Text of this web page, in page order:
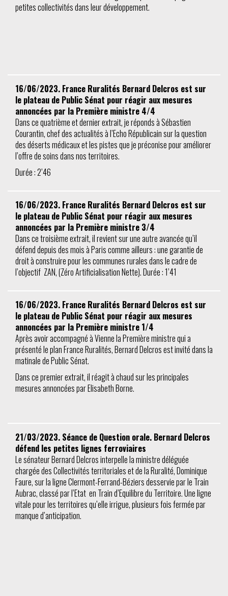
petites collectivités dans leur développement.
16/06/2023. France Ruralités Bernard Delcros est sur
le plateau de Public Sénat pour réagir aux mesures
annoncées par la Première ministre 4/4
Dans ce quatrième et dernier extrait, je réponds à Sébastien
Courantin, chef des actualités à l’Echo Républicain sur la question
des déserts médicaux et les pistes que je préconise pour améliorer
l’offre de soins dans nos territoires.
Durée : 2’46
16/06/2023. France Ruralités Bernard Delcros est sur
le plateau de Public Sénat pour réagir aux mesures
annoncées par la Première ministre 3/4
Dans ce troisième extrait, il revient sur une autre avancée qu’il
défend depuis des mois à Paris comme ailleurs : une garantie de
droit à construire pour les communes rurales dans le cadre de
l’objectif ZAN, (Zéro Artificialisation Nette). Durée : 1’41
16/06/2023. France Ruralités Bernard Delcros est sur
le plateau de Public Sénat pour réagir aux mesures
annoncées par la Première ministre 1/4
Après avoir accompagné à Vienne la Première ministre qui a
présenté le plan France Ruralités, Bernard Delcros est invité dans la
matinale de Public Sénat.
Dans ce premier extrait, il réagit à chaud sur les principales
mesures annoncées par Elisabeth Borne.
21/03/2023. Séance de Question orale. Bernard Delcros
défend les petites lignes ferroviaires
Le sénateur Bernard Delcros interpelle la ministre déléguée
chargée des Collectivités territoriales et de la Ruralité, Dominique
Faure, sur la ligne Clermont-Ferrand-Béziers desservie par le Train
Aubrac, classé par l’Etat en Train d’Equilibre du Territoire. Une ligne
vitale pour les territoires qu’elle irrigue, plusieurs fois fermée par
manque d’anticipation.